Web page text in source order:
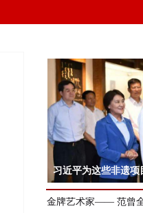
习近平为这些非遗项
习近平总书记15日赴内
沿革，同古典民族史诗
金牌艺术家—— 范曾